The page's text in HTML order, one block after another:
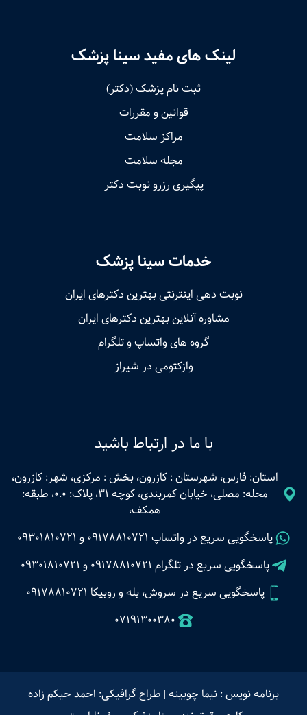
لینک های مفید سینا پزشک
ثبت نام پزشک (دکتر)
قوانین و مقررات
مراکز سلامت
مجله سلامت
پیگیری رزرو نوبت دکتر
خدمات سینا پزشک
نوبت‌ دهی اینترنتی بهترین دکترهای ایران
مشاوره آنلاین بهترین دکترهای ایران
گروه های واتساپ و تلگرام
وازکتومی در شیراز
با ما در ارتباط باشید
استان: فارس، شهرستان : کازرون، بخش : مرکزی، شهر: کازرون،
محله: مصلی، خیابان کمربندی، کوچه 31، پلاک: 0.0، طبقه:
همکف،
پاسخگویی سریع در واتساپ 09178810721 و 09301810721
پاسخگویی سریع در تلگرام 09178810721 و 09301810721
پاسخگویی سریع در سروش، بله و روبیکا 09178810721
07191300380
برنامه نویس : نیما چوبینه | طراح گرافیکی: احمد حیکم زاده